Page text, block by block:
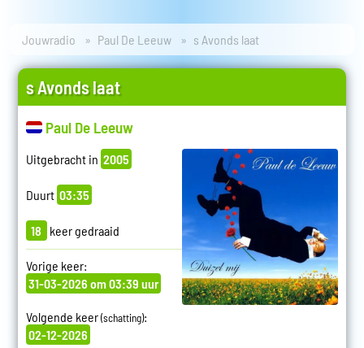
Jouwradio Paul De Leeuw s Avonds laat
s Avonds laat
Paul De Leeuw
Uitgebracht in 2005
Duurt 03:35
18 keer gedraaid
Vorige keer:
31-03-2026 om 03:39 uur
Volgende keer(schatting):
02-12-2026